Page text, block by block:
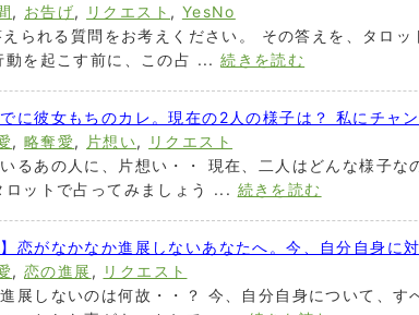
, お告げ, リクエスト , YesNo
られる質問をお考えください。 その答えを、タロッ
動を起こす前に、この占 ...続きを読む
でに彼女もちのカレ。現在の2人の様子は？ 私にチャ
,略奪愛, 片想い,
リクエスト
るあの人に、片想い・・ 現在、二人はどんな様子な
ロットで占ってみましょう ... 続きを読む
】恋がなかなか進展しないあなたへ。今、自分自身に
,恋の進展 , リクエスト
展しないのは何故・・？ 今、自分自身について、す